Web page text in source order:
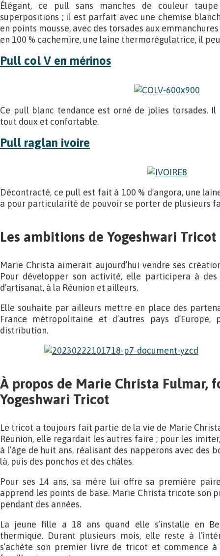
Élégant, ce pull sans manches de couleur
superpositions ; il est parfait avec une chemise
en points mousse, avec des torsades aux
en 100 % cachemire, une laine thermorégulatrice, il
Pull col V en mérinos
Ce pull blanc tendance est orné de jolies torsades.
tout doux et confortable.
Pull raglan ivoire
Décontracté, ce pull est fait à 100 % d’angora, une
a pour particularité de pouvoir se porter de plusieurs
Les ambitions de Yogeshwari Tricot
Marie Christa aimerait aujourd’hui vendre ses
Pour développer son activité, elle participera à
d’artisanat, à la Réunion et ailleurs.
Elle souhaite par ailleurs mettre en place des
France métropolitaine et d’autres pays
distribution.
À propos de Marie Christa Fulmar,
Yogeshwari Tricot
Le tricot a toujours fait partie de la vie de Marie
Réunion, elle regardait les autres faire ; pour les
à l’âge de huit ans, réalisant des napperons avec des
là, puis des ponchos et des châles.
Pour ses 14 ans, sa mère lui offre sa première
apprend les points de base. Marie Christa tricote son
pendant des années.
La jeune fille a 18 ans quand elle s’installe en
thermique. Durant plusieurs mois, elle reste à
s’achète son premier livre de tricot et commence